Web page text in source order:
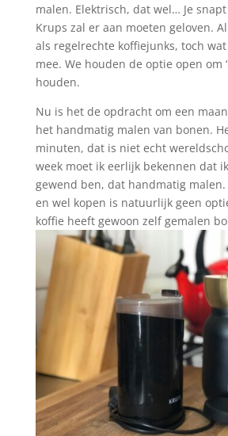
malen. Elektrisch, dat wel… Je
Krups zal er aan moeten geloven.
als regelrechte koffiejunks, toch
mee. We houden de optie open om
houden.
Nu is het de opdracht om een
het handmatig malen van bonen.
minuten, dat is niet echt
week moet ik eerlijk bekennen dat
gewend ben, dat handmatig malen.
en wel kopen is natuurlijk geen
koffie heeft gewoon zelf gemalen